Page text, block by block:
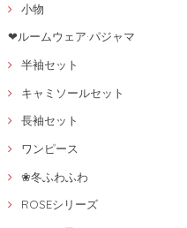
小物
❤ルームウェア·パジャマ
半袖セット
キャミソールセット
長袖セット
ワンピース
❀冬ふわふわ
ROSEシリーズ